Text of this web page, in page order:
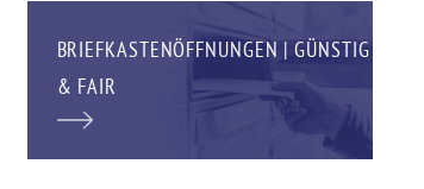
BRIEFKASTENÖFFNUNGEN | GÜNSTIG
& FAIR